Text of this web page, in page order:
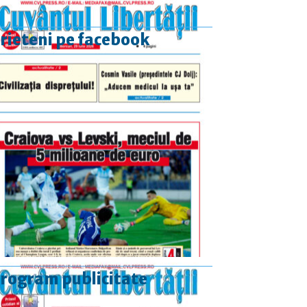
pe facebook
publicitate